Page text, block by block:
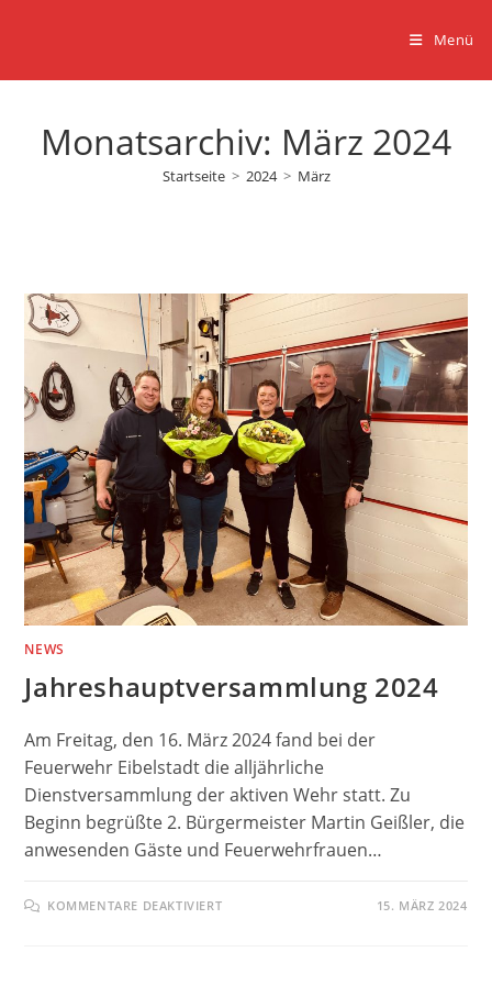
Menü
Monatsarchiv: März 2024
Startseite > 2024 > März
NEWS
Jahreshauptversammlung 2024
Am Freitag, den 16. März 2024 fand bei der
Feuerwehr Eibelstadt die alljährliche
Dienstversammlung der aktiven Wehr statt. Zu
Beginn begrüßte 2. Bürgermeister Martin Geißler, die
anwesenden Gäste und Feuerwehrfrauen…
KOMMENTARE DEAKTIVIERTFÜR 15. MÄRZ 2024